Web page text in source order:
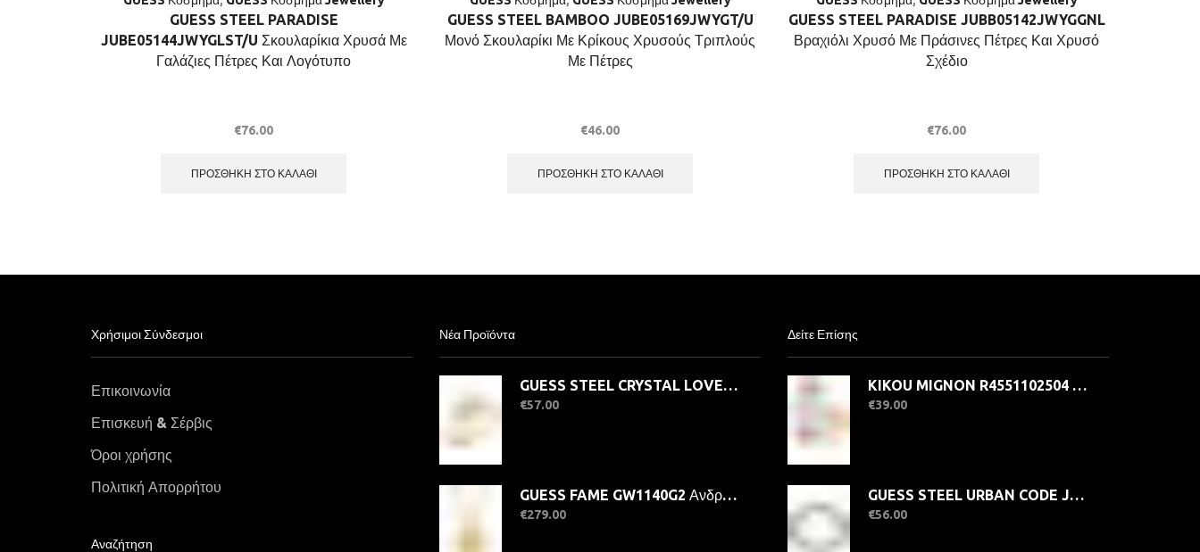
GUESS STEEL PARADISE
JUBE05144JWYGLST/U Σκουλαρίκια Χρυσά Με
Γαλάζιες Πέτρες Και Λογότυπο
€76.00
ΠΡΟΣΘΉΚΗ ΣΤΟ ΚΑΛΆΘΙ
GUESS STEEL BAMBOO JUBE05169JWYGT/U
Μονό Σκουλαρίκι Με Κρίκους Χρυσούς Τριπλούς
Με Πέτρες
€46.00
ΠΡΟΣΘΉΚΗ ΣΤΟ ΚΑΛΆΘΙ
GUESS STEEL PARADISE JUBB05142JWYGGNL
Βραχιόλι Χρυσό Με Πράσινες Πέτρες Και Χρυσό
Σχέδιο
€76.00
ΠΡΟΣΘΉΚΗ ΣΤΟ ΚΑΛΆΘΙ
Χρήσιμοι Σύνδεσμοι
Επικοινωνία
Επισκευή & Σέρβις
Όροι χρήσης
Πολιτική Απορρήτου
Αναζήτηση
Νέα Προϊόντα
GUESS STEEL CRYSTAL LOVE JUBR06363JWYG-No.56 Δαχτυλίδι Χρυσό Με Καρδιά
€57.00
GUESS FAME GW1140G2 Ανδρικό Ρολόι Quatrz Ακριβείας
€279.00
Δείτε Επίσης
KIKOU MIGNON R4551102504 Παιδικό Ρολόι Quartz Ακριβείας
€39.00
GUESS STEEL URBAN CODE JUMB06022JWYGBKT/U Βραχιόλι Με Μαύρες Χάντρες Και Χρυσό Τυχερό Τσάρμ
€56.00